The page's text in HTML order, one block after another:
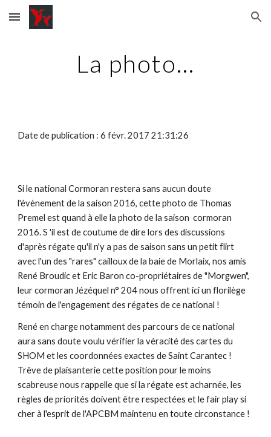
Skip to main content Skip to navigation
La photo...
Date de publication : 6 févr. 2017 21:31:26
Si le national Cormoran restera sans aucun doute
l'évènement de la saison 2016, cette photo de Thomas
Premel est quand à elle la photo de la saison cormoran
2016. S 'il est de coutume de dire lors des discussions
d'après régate qu'il n'y a pas de saison sans un petit flirt
avec l'un des "rares" cailloux de la baie de Morlaix, nos amis
René Broudic et Eric Baron co-propriétaires de "Morgwen",
leur cormoran Jézéquel n° 204 nous offrent ici un florilège
témoin de l'engagement des régates de ce national !
René en charge notamment des parcours de ce national
aura sans doute voulu vérifier la véracité des cartes du
SHOM et les coordonnées exactes de Saint Carantec !
Trêve de plaisanterie cette position pour le moins
scabreuse nous rappelle que si la régate est acharnée, les
règles de priorités doivent être respectées et le fair play si
cher à l'esprit de l'APCBM maintenu en toute circonstance !